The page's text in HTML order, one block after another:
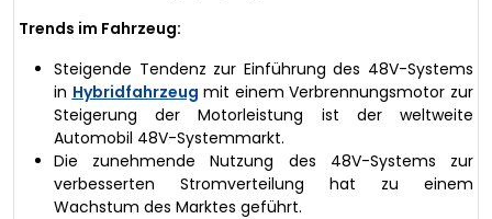
Trends im Fahrzeug:
Steigende Tendenz zur Einführung des 48V-Systems
in Hybridfahrzeug mit einem Verbrennungsmotor zur
Steigerung der Motorleistung ist der weltweite
Automobil 48V-Systemmarkt.
Die zunehmende Nutzung des 48V-Systems zur
verbesserten Stromverteilung hat zu einem
Wachstum des Marktes geführt.